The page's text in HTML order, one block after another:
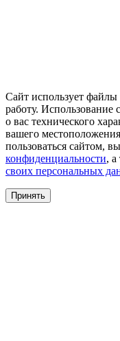
Сайт использует файлы
работу. Использование
о вас технического
вашего
пользоваться сайтом,
конфиденциальности, а
своих персональных
Принять